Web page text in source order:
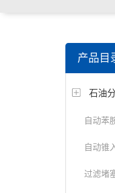
产品目
石油
自动苯
自动锥
过滤堵